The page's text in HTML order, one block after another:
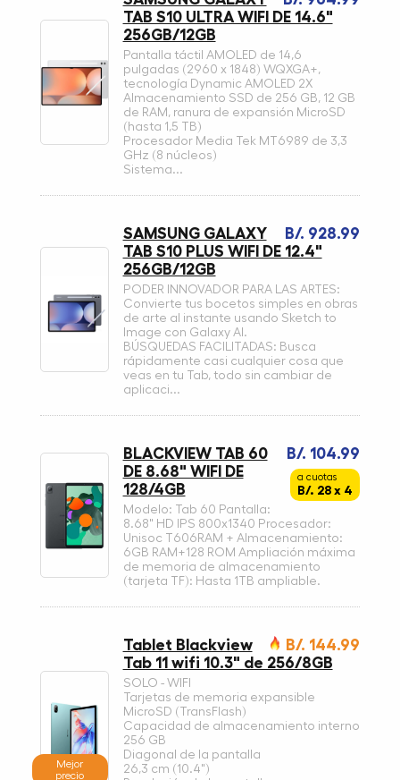
TAB S10 ULTRA WIFI DE 14.6"
256GB/12GB
Pantalla táctil AMOLED de 14,6
pulgadas (2960 x 1848) WQXGA+,
tecnología Dynamic AMOLED 2X
Almacenamiento SSD de 256 GB, 12 GB
de RAM, ranura de expansión MicroSD
(hasta 1,5 TB)
Procesador Media Tek MT6989 de 3,3
GHz (8 núcleos)
Sistema...
B/. 928.99
SAMSUNG GALAXY
TAB S10 PLUS WIFI DE 12.4"
256GB/12GB
PODER INNOVADOR PARA LAS ARTES:
Convierte tus bocetos simples en obras
de arte al instante usando Sketch to
Image con Galaxy AI.
BÚSQUEDAS FACILITADAS: Busca
rápidamente casi cualquier cosa que
veas en tu Tab, todo sin cambiar de
aplicaci...
B/. 104.99
a cuotas
B/. 28 x 4
BLACKVIEW TAB 60
DE 8.68" WIFI DE
128/4GB
Modelo: Tab 60 Pantalla:
8.68" HD IPS 800x1340 Procesador:
Unisoc T606RAM + Almacenamiento:
6GB RAM+128 ROM Ampliación máxima
de memoria de almacenamiento
(tarjeta TF): Hasta 1TB ampliable.
Mejor
precio
B/. 144.99
Tablet Blackview
Tab 11 wifi 10.3" de 256/8GB
SOLO - WIFI
Tarjetas de memoria expansible
MicroSD (TransFlash)
Capacidad de almacenamiento interno
256 GB
Diagonal de la pantalla
26,3 cm (10.4")